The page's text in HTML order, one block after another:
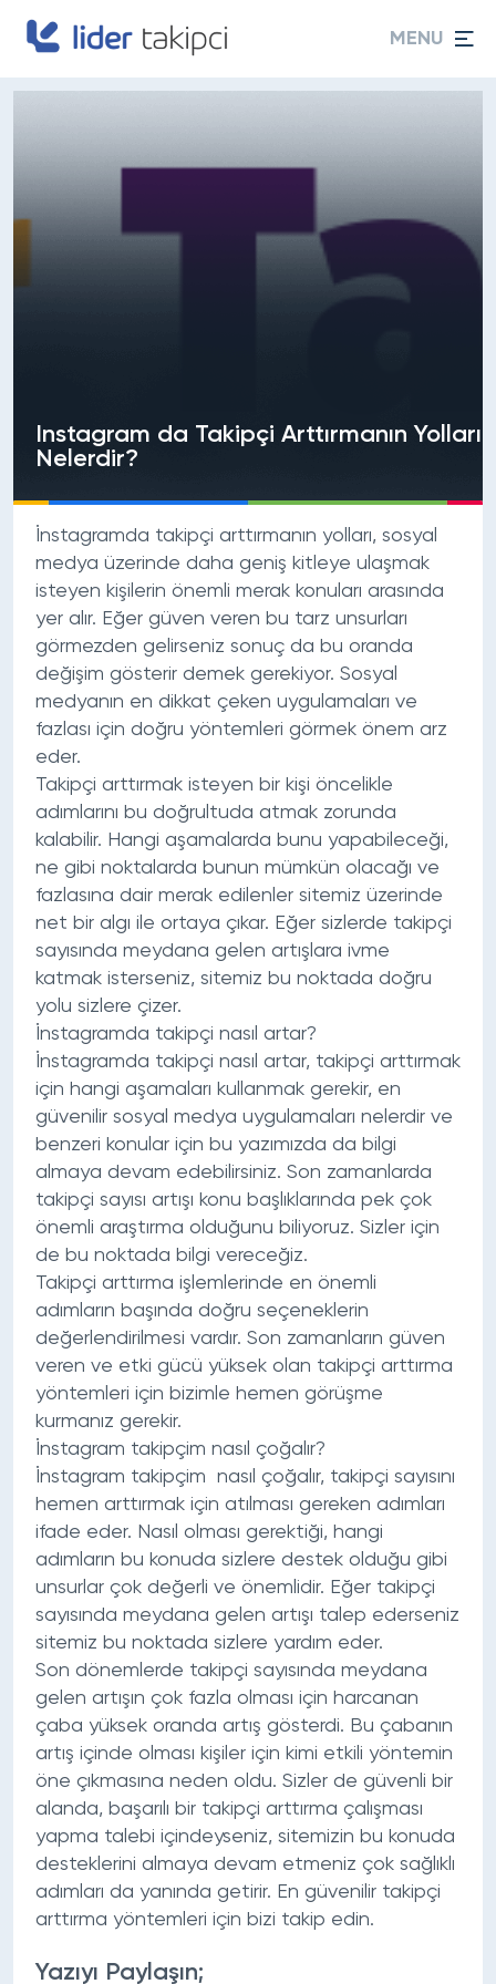
MENU
Instagram da Takipçi Arttırmanın Yolları
Nelerdir?
İnstagramda takipçi arttırmanın yolları, sosyal
medya üzerinde daha geniş kitleye ulaşmak
isteyen kişilerin önemli merak konuları arasında
yer alır. Eğer güven veren bu tarz unsurları
görmezden gelirseniz sonuç da bu oranda
değişim gösterir demek gerekiyor. Sosyal
medyanın en dikkat çeken uygulamaları ve
fazlası için doğru yöntemleri görmek önem arz
eder.
Takipçi arttırmak isteyen bir kişi öncelikle
adımlarını bu doğrultuda atmak zorunda
kalabilir. Hangi aşamalarda bunu yapabileceği,
ne gibi noktalarda bunun mümkün olacağı ve
fazlasına dair merak edilenler sitemiz üzerinde
net bir algı ile ortaya çıkar. Eğer sizlerde takipçi
sayısında meydana gelen artışlara ivme
katmak isterseniz, sitemiz bu noktada doğru
yolu sizlere çizer.
İnstagramda takipçi nasıl artar?
İnstagramda takipçi nasıl artar, takipçi arttırmak
için hangi aşamaları kullanmak gerekir, en
güvenilir sosyal medya uygulamaları nelerdir ve
benzeri konular için bu yazımızda da bilgi
almaya devam edebilirsiniz. Son zamanlarda
takipçi sayısı artışı konu başlıklarında pek çok
önemli araştırma olduğunu biliyoruz. Sizler için
de bu noktada bilgi vereceğiz.
Takipçi arttırma işlemlerinde en önemli
adımların başında doğru seçeneklerin
değerlendirilmesi vardır. Son zamanların güven
veren ve etki gücü yüksek olan takipçi arttırma
yöntemleri için bizimle hemen görüşme
kurmanız gerekir.
İnstagram takipçim nasıl çoğalır?
İnstagram takipçim nasıl çoğalır, takipçi sayısını
hemen arttırmak için atılması gereken adımları
ifade eder. Nasıl olması gerektiği, hangi
adımların bu konuda sizlere destek olduğu gibi
unsurlar çok değerli ve önemlidir. Eğer takipçi
sayısında meydana gelen artışı talep ederseniz
sitemiz bu noktada sizlere yardım eder.
Son dönemlerde takipçi sayısında meydana
gelen artışın çok fazla olması için harcanan
çaba yüksek oranda artış gösterdi. Bu çabanın
artış içinde olması kişiler için kimi etkili yöntemin
öne çıkmasına neden oldu. Sizler de güvenli bir
alanda, başarılı bir takipçi arttırma çalışması
yapma talebi içindeyseniz, sitemizin bu konuda
desteklerini almaya devam etmeniz çok sağlıklı
adımları da yanında getirir. En güvenilir takipçi
arttırma yöntemleri için bizi takip edin.
Yazıyı Paylaşın;